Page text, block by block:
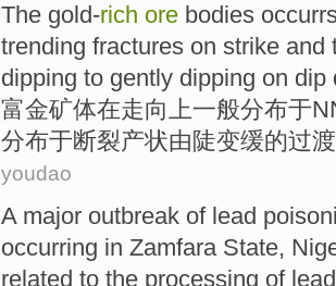
The gold-rich ore bodies
trending fractures on strike and
dipping to gently dipping on dip
富金矿体在走向上一般分布于
分布于断裂产状由 陡变缓的过
youdao
A major outbreak of lead
occurring in Zamfara State,
related to the processing of